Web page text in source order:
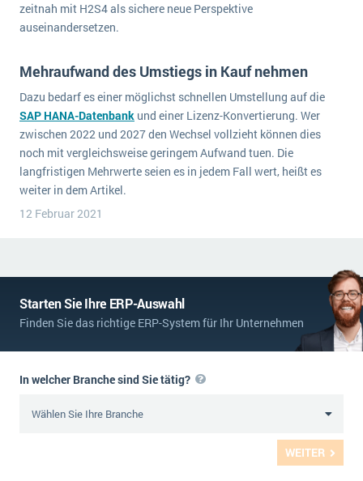
Die „SaaSpocalypse“: Was ist das und was bedeutet es für die Zukunft von Unternehmenssoftware?
ERP-Trends in der Produktion
NACHRICHTENARCHIV
zeitnah mit H2S4 als sichere neue Perspektive
auseinandersetzen.
Mehraufwand des Umstiegs in Kauf nehmen
Dazu bedarf es einer möglichst schnellen Umstellung auf die
SAP HANA-Datenbank und einer Lizenz-Konvertierung. Wer
zwischen 2022 und 2027 den Wechsel vollzieht können dies
noch mit vergleichsweise geringem Aufwand tuen. Die
langfristigen Mehrwerte seien es in jedem Fall wert, heißt es
weiter in dem Artikel.
12 Februar 2021
Starten Sie Ihre ERP-Auswahl
Finden Sie das richtige ERP-System für Ihr Unternehmen
WEITER
In welcher Branche sind Sie tätig?